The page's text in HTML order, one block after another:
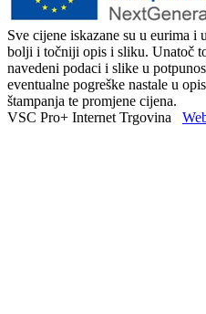
Sve cijene iskazane su u eurima
bolji i točniji opis i sliku. Unatoč
navedeni podaci i slike u
eventualne pogreške nastale u
štampanja te promjene cijena.
VSC Pro+ Internet Trgovina